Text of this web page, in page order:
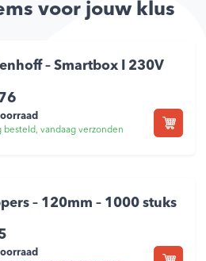
voor jouw klus
– Smartbox I 230V
besteld, vandaag verzonden
– 120mm – 1000 stuks